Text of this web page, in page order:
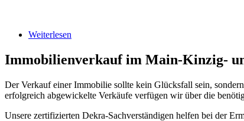
Weiterlesen
Immobilienverkauf im Main-Kinzig-
Der Verkauf einer Immobilie sollte kein Glücksfall sein,
erfolgreich abgewickelte Verkäufe verfügen wir über die
Unsere zertifizierten Dekra-Sachverständigen helfen bei der